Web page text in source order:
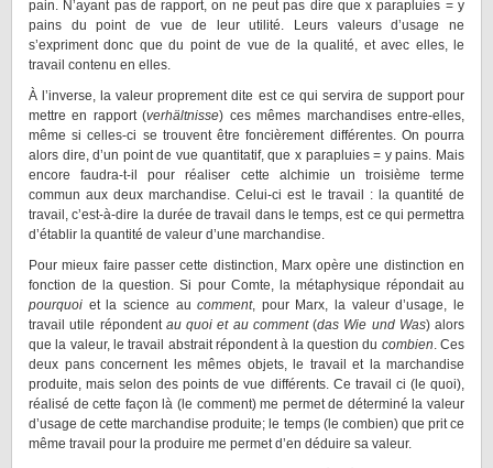
pain. N’ayant pas de rapport, on ne peut pas dire que x parapluies = y
pains du point de vue de leur utilité. Leurs valeurs d’usage ne
s’expriment donc que du point de vue de la qualité, et avec elles, le
travail contenu en elles.
À l’inverse, la valeur proprement dite est ce qui servira de support pour
mettre en rapport (verhältnisse) ces mêmes marchandises entre-elles,
même si celles-ci se trouvent être foncièrement différentes. On pourra
alors dire, d’un point de vue quantitatif, que x parapluies = y pains. Mais
encore faudra-t-il pour réaliser cette alchimie un troisième terme
commun aux deux marchandise. Celui-ci est le travail : la quantité de
travail, c’est-à-dire la durée de travail dans le temps, est ce qui permettra
d’établir la quantité de valeur d’une marchandise.
Pour mieux faire passer cette distinction, Marx opère une distinction en
fonction de la question. Si pour Comte, la métaphysique répondait au
pourquoi et la science aucomment, pour Marx, la valeur d’usage, le
travail utile répondent au quoi et au comment(das Wie und Was) alors
que la valeur, le travail abstrait répondent à la question du combien. Ces
deux pans concernent les mêmes objets, le travail et la marchandise
produite, mais selon des points de vue différents. Ce travail ci (le quoi),
réalisé de cette façon là (le comment) me permet de déterminé la valeur
d’usage de cette marchandise produite; le temps (le combien) que prit ce
même travail pour la produire me permet d’en déduire sa valeur.